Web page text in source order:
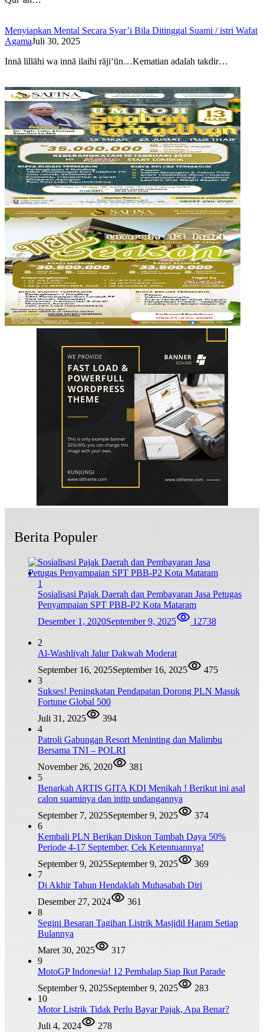
Menyiapkan Mental Secara Syar’i Bila Ditinggal Suami / istri Wafat
AgamaJuli 30, 2025
Innā lillāhi wa innā ilaihi rāji‘ūn…Kematian adalah takdir…
Berita Populer
1
Sosialisasi Pajak Daerah dan Pembayaran Jasa Petugas
Penyampaian SPT PBB-P2 Kota Mataram
Desember 1, 2020September 9, 2025 12738
2
Al-Washliyah Jalur Dakwah Moderat
September 16, 2025September 16, 2025
475
3
Sukses! Peningkatan Pendapatan Dorong PLN Masuk
Fortune Global 500
Juli 31, 2025
394
4
Patroli Gabungan Resort Meninting dan Malimbu
Bersama TNI – POLRI
November 26, 2020
381
5
Benarkah ARTIS GITA KDI Menikah ! Berikut ini asal
calon suaminya dan intip undangannya
September 7, 2025September 9, 2025
374
6
Kembali PLN Berikan Diskon Tambah Daya 50%
Periode 4-17 September, Cek Ketentuannya!
September 9, 2025September 9, 2025
369
7
Di Akhir Tahun Hendaklah Muhasabah Diri
Desember 27, 2024
361
8
Segini Besaran Tagihan Listrik Masjidil Haram Setiap
Bulannya
Maret 30, 2025
317
9
MotoGP Indonesia! 12 Pembalap Siap Ikut Parade
September 9, 2025September 9, 2025
283
10
Motor Listrik Tidak Perlu Bayar Pajak, Apa Benar?
Juli 4, 2024
278